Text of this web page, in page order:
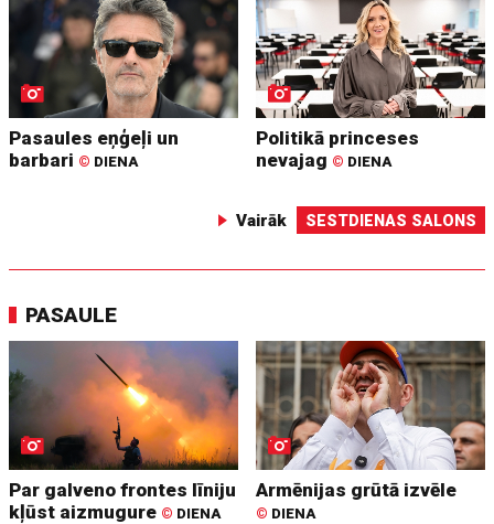
Pasaules eņģeļi un
barbari © DIENA
Politikā princeses
nevajag © DIENA
Vairāk SESTDIENAS SALONS
PASAULE
Par galveno frontes līniju
kļūst aizmugure © DIENA
Armēnijas grūtā izvēle
© DIENA